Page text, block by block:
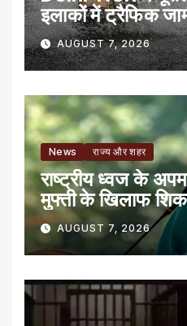
इलाकों में ट्रैफिक
AUGUST 7, 2026
News राज्य और शहर
राष्ट्रीय ध्वज के
मुफ्ती के खिलाफ
AUGUST 7, 2026